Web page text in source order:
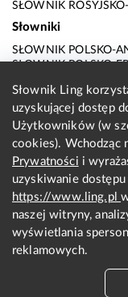
SŁOWNIK
Słowniki
SŁOWNIK POLSKO-
SŁOWNIK POLSKO-
SŁOWNIK POLSKO-
SŁOWNIK POLSKO-
SŁOWNIK POLSKO-
SŁOWNIK
SŁOWNIK
SŁOWNIK WŁOSKO-
SŁOWNIK
SŁOWNIK
SŁOWNIK
O nas
KONTAKT Z REDAKCJĄ
Słownik Ling
uzyskującej dostęp
Użytkowników (w
cookies). Wchodząc
Prywatności i
uzyskiwanie
https://www.ling.pl
naszej witryny,
wyświetlania
reklamowych.